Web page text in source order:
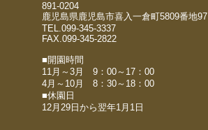
891-0204
鹿児島県鹿児島市喜入一倉町5809番地97
TEL.099-345-3337
FAX.099-345-2822
■開園時間
11月～3月 9：00～17：00
4月～10月 8：30～18：00
■休園日
12月29日から翌年1月1日